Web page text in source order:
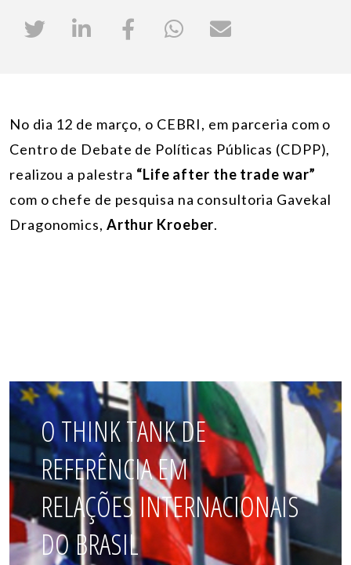
No dia 12 de março, o CEBRI, em parceria com o
Centro de Debate de Políticas Públicas (CDPP),
realizou a palestra “Life after the trade war”
com o chefe de pesquisa na consultoria Gavekal
Dragonomics, Arthur Kroeber.
O THINK TANK DE
REFERÊNCIA EM
RELAÇÕES INTERNACIONAIS
DO BRASIL